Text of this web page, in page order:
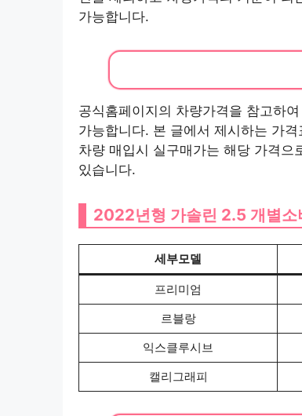
가능합니다.
공식홈페이지의 차량가격을 참고하
가능합니다. 본 글에서 제시하는 가
차량 매입시 실구매가는 해당 가격
있습니다.
2022년형 가솔린 2.5 개별
세부모델
프리미엄
르블랑
익스클루시브
캘리그래피